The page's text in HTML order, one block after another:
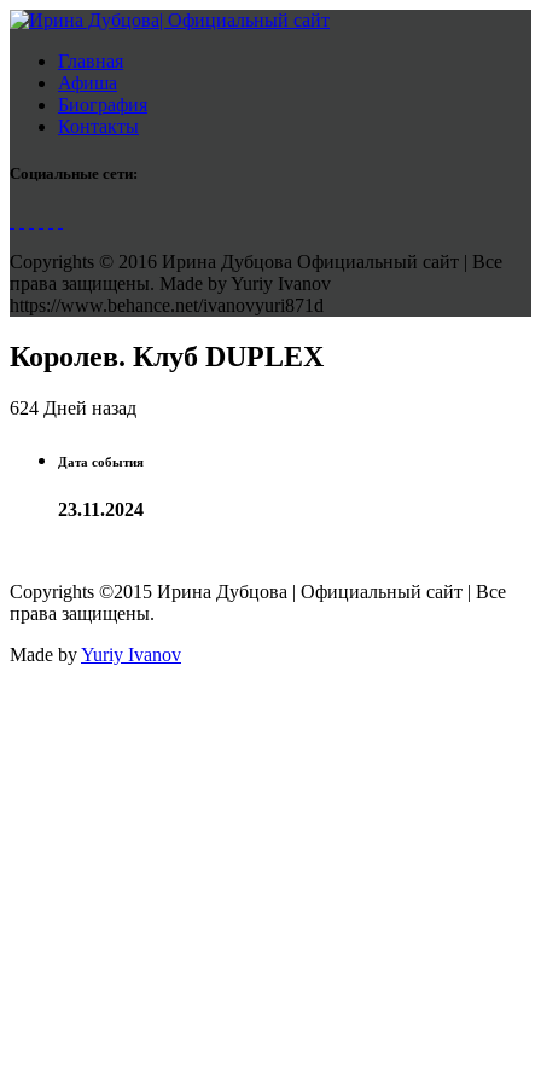
Главная
Афиша
Биография
Контакты
Социальные сети:
Copyrights © 2016 Ирина Дубцова Официальный сайт | Все
права защищены. Made by Yuriy Ivanov
https://www.behance.net/ivanovyuri871d
Королев. Клуб DUPLEX
624 Дней назад
Дата события
23.11.2024
Copyrights ©2015 Ирина Дубцова | Официальный сайт | Все
права защищены.
Made byYuriy Ivanov